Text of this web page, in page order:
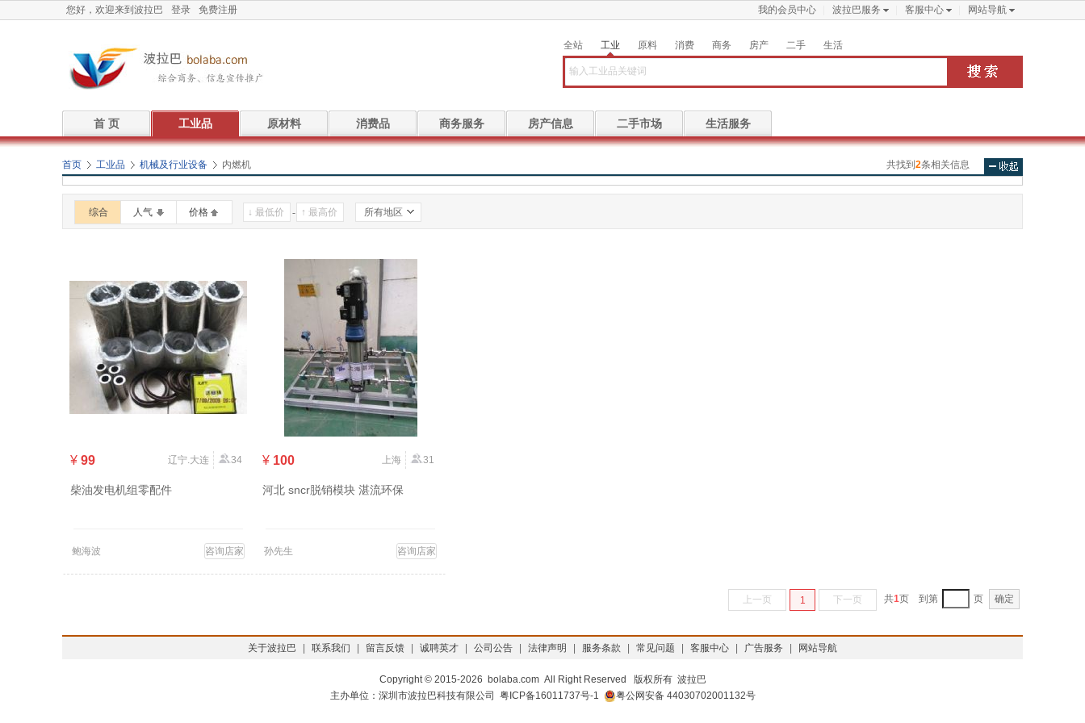
您好，欢迎来到波拉巴 登录 免费注册 我的会员中心 波拉巴服务 客服中心 网站导航
全站 工业 原料 消费 商务 房产 二手 生活
首 页 工业品 原材料 消费品 商务服务 房产信息 二手市场 生活服务
首页 工业品 机械及行业设备 内燃机 共找到 2条相关信息
综合 人气 价格 - 所有地区
34
辽宁.大连
¥ 99
柴油发电机组零配件
鲍海波 咨询店家
31
上海
¥ 100
河北 sncr脱销模块 湛流环保
孙先生 咨询店家
上一页 1 下一页 共1页 到第 页 确定
关于波拉巴 联系我们 留言反馈 诚聘英才 公司公告 法律声明 服务条款 常见问题 客服中心 广告服务 网站导航
Copyright © 2015-2026 bolaba.com All Right Reserved 版权所有 波拉巴
主办单位：深圳市波拉巴科技有限公司 粤ICP备16011737号-1 粤公网安备 44030702001132号